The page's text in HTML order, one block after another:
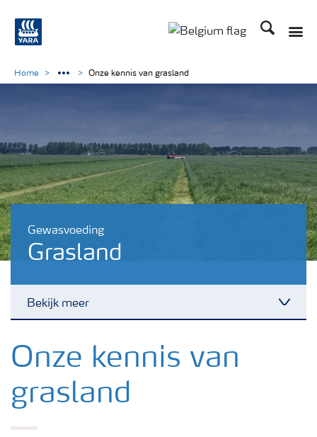
Zoek op
Gewasvoeding
Grasland
Bekijk meer
Nieuwsbrieven
Gewassen
Home Onze kennis van grasland
Onze kennis van
grasland